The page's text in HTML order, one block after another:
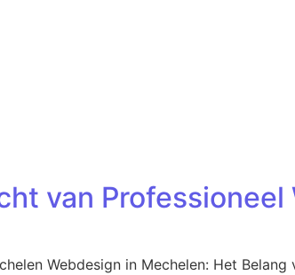
van
Webdesign in Mechelen: Het